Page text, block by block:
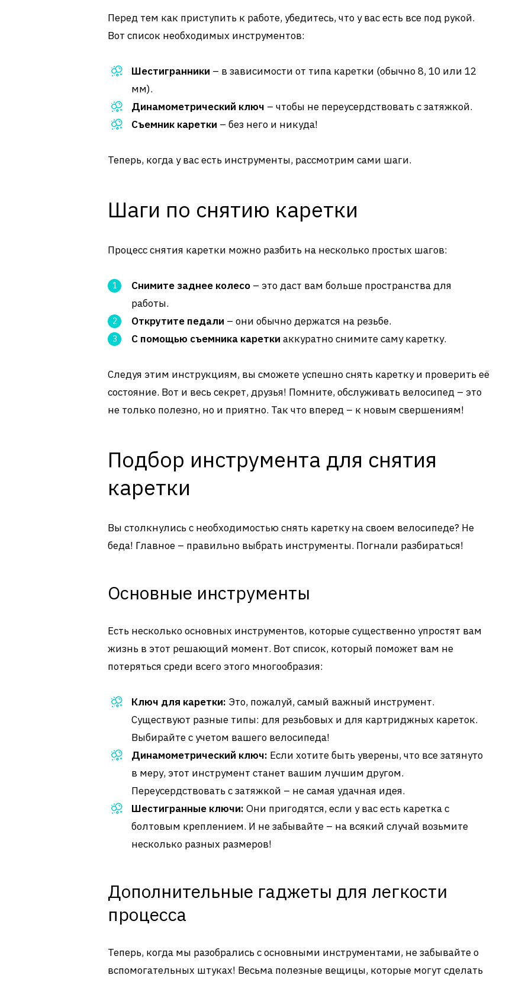
Перед тем как приступить к работе, убедитесь, что у вас есть все под рукой.
Вот список необходимых инструментов:
Шестигранники – в зависимости от типа каретки (обычно 8, 10 или 12
мм).
Динамометрический ключ – чтобы не переусердствовать с затяжкой.
Съемник каретки – без него и никуда!
Теперь, когда у вас есть инструменты, рассмотрим сами шаги.
Шаги по снятию каретки
Процесс снятия каретки можно разбить на несколько простых шагов:
Снимите заднее колесо – это даст вам больше пространства для
работы.
Открутите педали – они обычно держатся на резьбе.
С помощью съемника каретки аккуратно снимите саму каретку.
Следуя этим инструкциям, вы сможете успешно снять каретку и проверить её
состояние. Вот и весь секрет, друзья! Помните, обслуживать велосипед – это
не только полезно, но и приятно. Так что вперед – к новым свершениям!
Подбор инструмента для снятия
каретки
Вы столкнулись с необходимостью снять каретку на своем велосипеде? Не
беда! Главное – правильно выбрать инструменты. Погнали разбираться!
Основные инструменты
Есть несколько основных инструментов, которые существенно упростят вам
жизнь в этот решающий момент. Вот список, который поможет вам не
потеряться среди всего этого многообразия:
Ключ для каретки: Это, пожалуй, самый важный инструмент.
Существуют разные типы: для резьбовых и для картриджных кареток.
Выбирайте с учетом вашего велосипеда!
Динамометрический ключ: Если хотите быть уверены, что все затянуто
в меру, этот инструмент станет вашим лучшим другом.
Переусердствовать с затяжкой – не самая удачная идея.
Шестигранные ключи: Они пригодятся, если у вас есть каретка с
болтовым креплением. И не забывайте – на всякий случай возьмите
несколько разных размеров!
Дополнительные гаджеты для легкости
процесса
Теперь, когда мы разобрались с основными инструментами, не забывайте о
вспомогательных штуках! Весьма полезные вещицы, которые могут сделать